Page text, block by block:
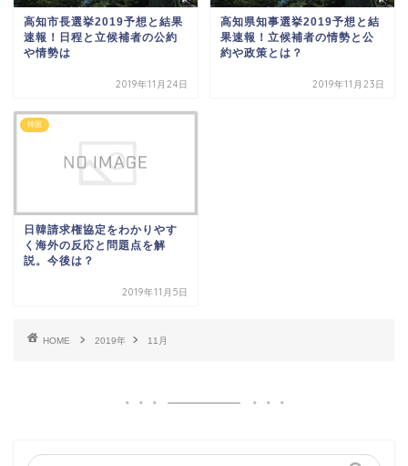
高知市長選挙2019予想と結果
速報！日程と立候補者の公約
や情勢は
2019年11月24日
高知県知事選挙2019予想と結
果速報！立候補者の情勢と公
約や政策とは？
2019年11月23日
韓国
日韓請求権協定をわかりやす
く海外の反応と問題点を解
説。今後は？
2019年11月5日
HOME 2019年 11月